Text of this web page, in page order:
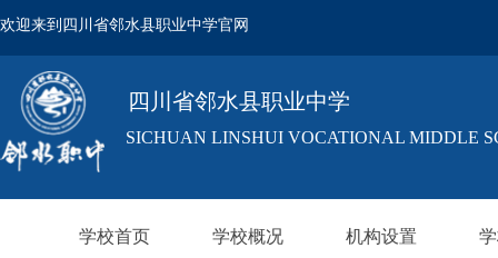
欢迎来到四川省邻水县职业中学官网
SICHUAN LINSHUI VOCATIONAL MIDDLE
四川省邻水县职业中学
学校首页 学校概况 机构设置